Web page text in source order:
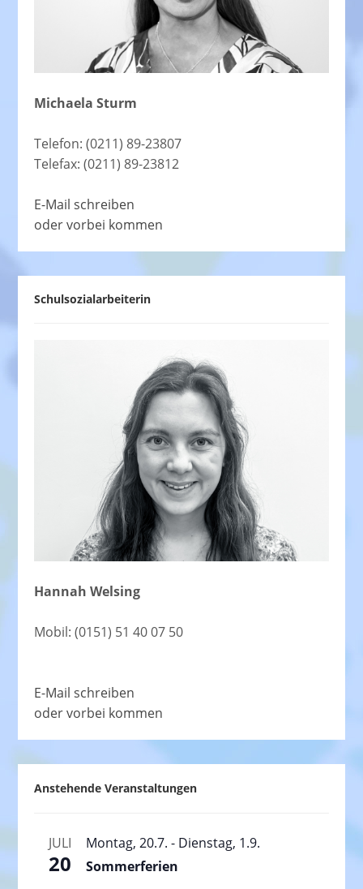
Michaela Sturm
Telefon: (0211) 89-23807
Telefax: (0211) 89-23812
E-Mail schreiben
oder vorbei kommen
Schulsozialarbeiterin
Hannah Welsing
Mobil: (0151) 51 40 07 50
E-Mail schreiben
oder vorbei kommen
Anstehende Veranstaltungen
JULI
20
Montag, 20.7. - Dienstag, 1.9.
Sommerferien